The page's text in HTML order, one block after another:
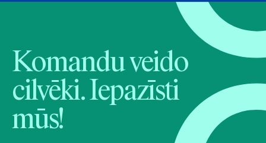
Komandu veido
cilvēki. Iepazīsti
mūs!